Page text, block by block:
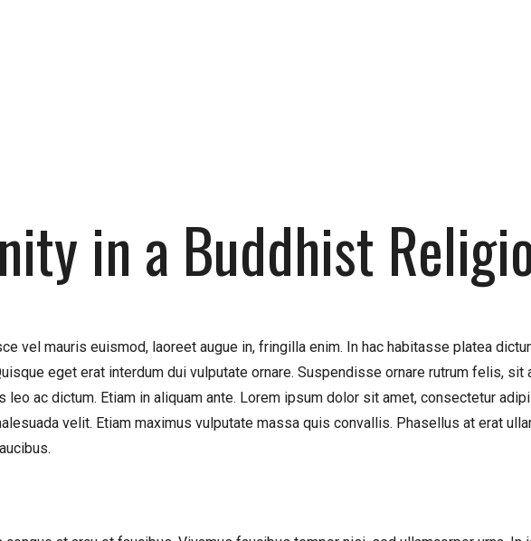
in a Buddhist
vel mauris euismod, laoreet augue in, fringilla enim. In hac habitasse platea
eget erat interdum dui vulputate ornare. Suspendisse ornare rutrum felis,
ac dictum. Etiam in aliquam ante. Lorem ipsum dolor sit amet, consectetur
velit. Etiam maximus vulputate massa quis convallis. Phasellus at erat